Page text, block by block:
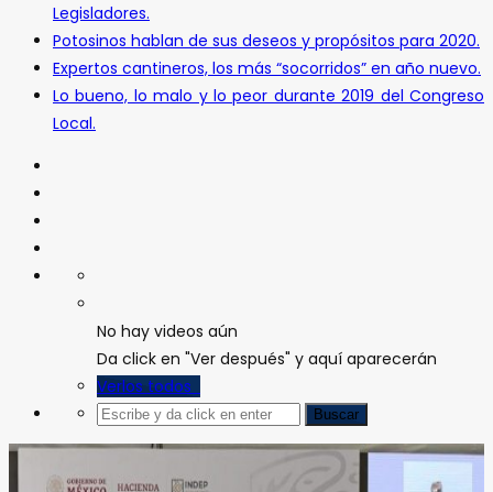
Legisladores.
Potosinos hablan de sus deseos y propósitos para 2020.
Expertos cantineros, los más “socorridos” en año nuevo.
Lo bueno, lo malo y lo peor durante 2019 del Congreso
Local.
No hay videos aún
Da click en "Ver después" y aquí aparecerán
Verlos todos